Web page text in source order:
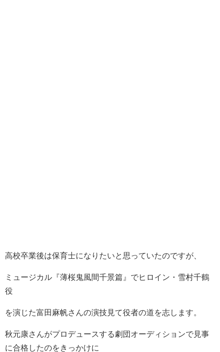
高校卒業後は保育士になりたいと思っていたのですが、
ミュージカル『薄桜鬼風間千景篇』でヒロイン・雪村千鶴
役
を演じた富田麻帆さんの演技見て役者の道を志します。
秋元康さんがプロデュースする劇団オーディションで見事
に合格したのをきっかけに